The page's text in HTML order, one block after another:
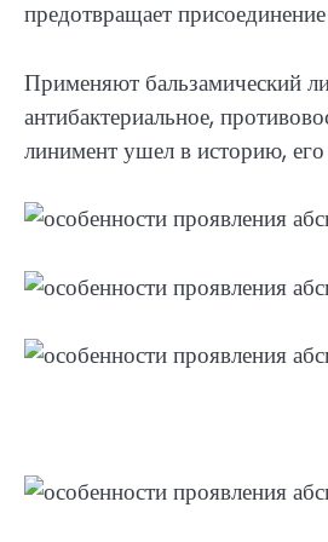
предотвращает
Применяют бальзамический
антибактериальное,
линимент ушел в историю,